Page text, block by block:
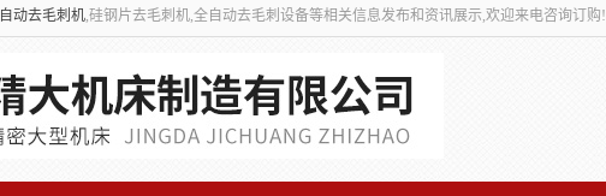
自动去毛刺机,硅钢片去毛刺机,全自动去毛刺设备等相关信息发布和资讯展示,欢迎来电咨询订购!